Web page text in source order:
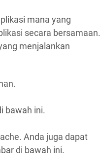
mana yang
secara bersamaan.
menjalankan
bawah ini.
Anda juga dapat
di bawah ini.